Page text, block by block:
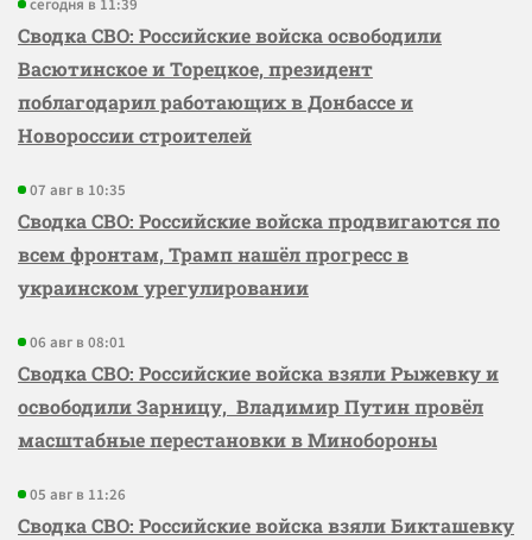
сегодня в 11:39
Сводка СВО: Российские войска освободили
Васютинское и Торецкое, президент
поблагодарил работающих в Донбассе и
Новороссии строителей
07 авг в 10:35
Сводка СВО: Российские войска продвигаются по
всем фронтам, Трамп нашёл прогресс в
украинском урегулировании
06 авг в 08:01
Сводка СВО: Российские войска взяли Рыжевку и
освободили Зарницу, Владимир Путин провёл
масштабные перестановки в Минобороны
05 авг в 11:26
Сводка СВО: Российские войска взяли Бикташевку